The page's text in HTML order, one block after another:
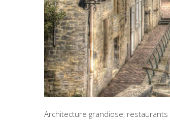
Architecture grandiose, restaurants